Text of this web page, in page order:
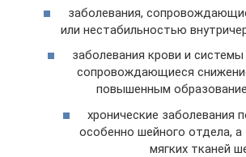
заболевания,
или нестабильностью
заболевания крови и
сопровождающиеся
повышенным
хронические заболевания
особенно шейного отдела,
мягких тканей